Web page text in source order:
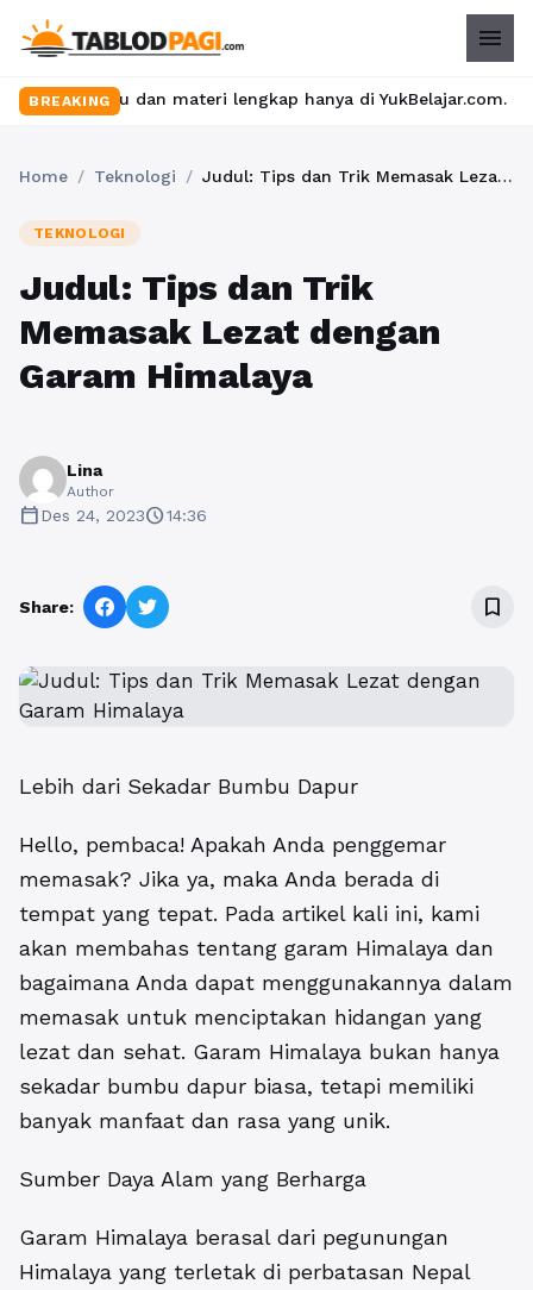
menu
BREAKING
dan materi lengkap hanya di YukBelajar.com. Mulai
Home / Teknologi / Judul: Tips dan Trik Memasak Lezat dengan Garam Himalaya
TEKNOLOGI
Judul: Tips dan Trik
Memasak Lezat dengan
Garam Himalaya
Lina
Author
calendar_todayDes 24, 2023schedule14:36
Share: bookmark_border
Lebih dari Sekadar Bumbu Dapur
Hello, pembaca! Apakah Anda penggemar
memasak? Jika ya, maka Anda berada di
tempat yang tepat. Pada artikel kali ini, kami
akan membahas tentang garam Himalaya dan
bagaimana Anda dapat menggunakannya dalam
memasak untuk menciptakan hidangan yang
lezat dan sehat. Garam Himalaya bukan hanya
sekadar bumbu dapur biasa, tetapi memiliki
banyak manfaat dan rasa yang unik.
Sumber Daya Alam yang Berharga
Garam Himalaya berasal dari pegunungan
Himalaya yang terletak di perbatasan Nepal